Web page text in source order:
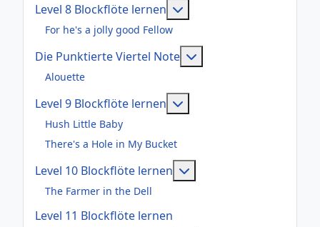
Level 8 Blockflöte lernen
For he's a jolly good Fellow
Die Punktierte Viertel Note
Alouette
Level 9 Blockflöte lernen
Hush Little Baby
There's a Hole in My Bucket
Level 10 Blockflöte lernen
The Farmer in the Dell
Level 11 Blockflöte lernen